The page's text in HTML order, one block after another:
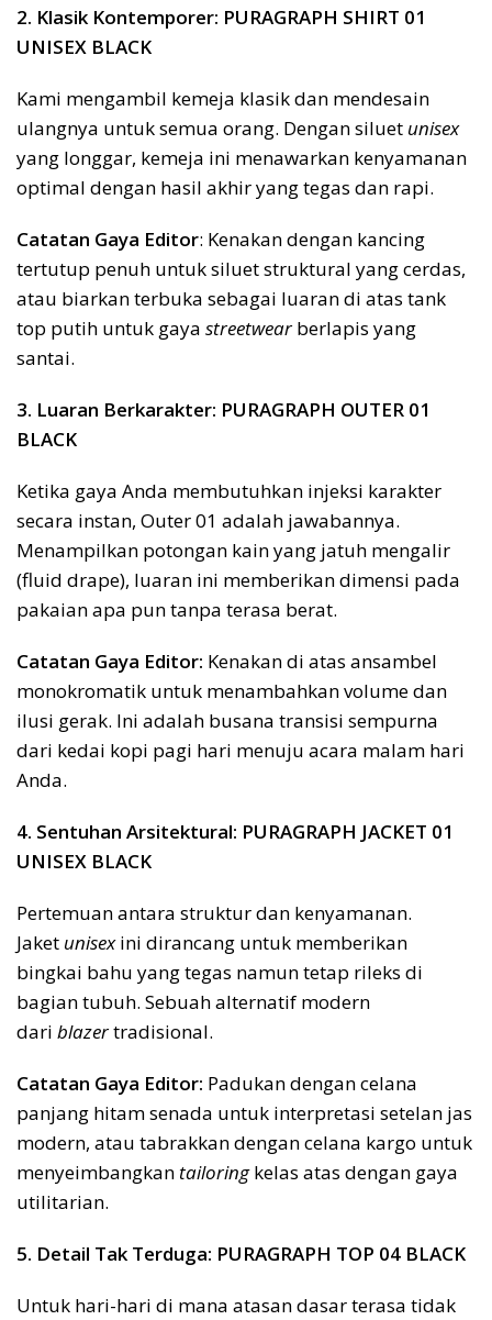
2. Klasik Kontemporer: PURAGRAPH SHIRT 01
UNISEX BLACK
Kami mengambil kemeja klasik dan mendesain
ulangnya untuk semua orang. Dengan siluet unisex
yang longgar, kemeja ini menawarkan kenyamanan
optimal dengan hasil akhir yang tegas dan rapi.
Catatan Gaya Editor: Kenakan dengan kancing
tertutup penuh untuk siluet struktural yang cerdas,
atau biarkan terbuka sebagai luaran di atas tank
top putih untuk gaya streetwearberlapis yang
santai.
3. Luaran Berkarakter: PURAGRAPH OUTER 01
BLACK
Ketika gaya Anda membutuhkan injeksi karakter
secara instan, Outer 01 adalah jawabannya.
Menampilkan potongan kain yang jatuh mengalir
(fluid drape), luaran ini memberikan dimensi pada
pakaian apa pun tanpa terasa berat.
Catatan Gaya Editor: Kenakan di atas ansambel
monokromatik untuk menambahkan volume dan
ilusi gerak. Ini adalah busana transisi sempurna
dari kedai kopi pagi hari menuju acara malam hari
Anda.
4. Sentuhan Arsitektural: PURAGRAPH JACKET 01
UNISEX BLACK
Pertemuan antara struktur dan kenyamanan.
Jaket unisexini dirancang untuk memberikan
bingkai bahu yang tegas namun tetap rileks di
bagian tubuh. Sebuah alternatif modern
dari blazertradisional.
Catatan Gaya Editor: Padukan dengan celana
panjang hitam senada untuk interpretasi setelan jas
modern, atau tabrakkan dengan celana kargo untuk
menyeimbangkan tailoringkelas atas dengan gaya
utilitarian.
5. Detail Tak Terduga: PURAGRAPH TOP 04 BLACK
Untuk hari-hari di mana atasan dasar terasa tidak